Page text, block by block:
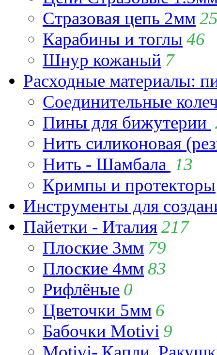
Стразовая цепь 2мм
Карабины и тоглы 46
Шнур кожаный 7
Расходные материалы:
Соединительные
Пины для бижутерии
Нить силиконовая
Нить - Шамбала 13
Кримпы и протекторы
Инструменты для
Пайетки - Италия217
Плоские 3мм 79
Плоские 4мм83
Рифлёные 0
Цветочки 5мм 6
Бабочки Motivi 9